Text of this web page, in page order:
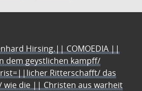
Hirsing.|| COMOEDIA ||
dem geystlichen kampff/
Ritterschafft/ das
wie die || Christen aus warheit